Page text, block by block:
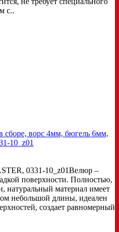
с..
ворс 4мм, бюгель 6мм,
10_z01
0331-10_z01Велюр –
поверхности. Полностью,
натуральный материал имеет
небольшой длины, идеален
создает равномерный